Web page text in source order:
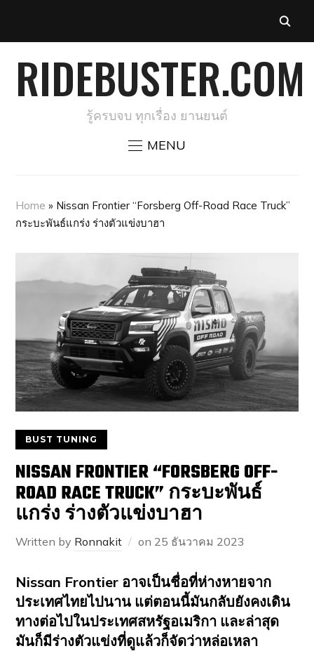
RIDEBUSTER.COM
รู้ครบจบ ทุกเรื่อง ยานยนต์
MENU
Home » Nissan Frontier “Forsberg Off-Road Race Truck”
กระบะพันธ์แกร่ง ร่างตัวแข่งบาฮา
BUST TUNING
NISSAN FRONTIER “FORSBERG OFF-
ROAD RACE TRUCK” กระบะพันธ์
แกร่ง ร่างตัวแข่งบาฮา
Written by Ronnakit on 25 ธันวาคม 2023
Nissan Frontier อาจเป็นชื่อที่ห่างหายจาก
ประเทศไทยไปนาน แต่ตอนนี้มันกลับยังคงเดิน
ทางต่อไปในประเทศสหรัฐอเมริกา และล่าสุด
มันก็มีร่างตัวแข่งที่ดูแล้วก็จัดว่าหล่อเหลา